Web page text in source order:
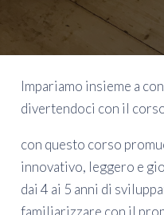
Impariamo insieme a
divertendoci con il
con questo corso
innovativo, leggero e
dai 4 ai 5 anni di